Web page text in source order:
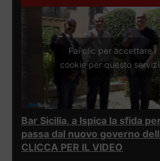
Fai clic per accettare i
cookie per questo
Bar Sicilia, a Ispica la sfida
passa dal nuovo governo
CLICCA PER IL VIDEO